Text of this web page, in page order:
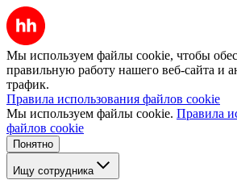
Мы используем файлы cookie, чтобы
правильную работу нашего веб-сайта и
трафик.
Правила использования файлов cookie
Мы используем файлы cookie. Правила
файлов cookie
Понятно
Ищу сотрудника